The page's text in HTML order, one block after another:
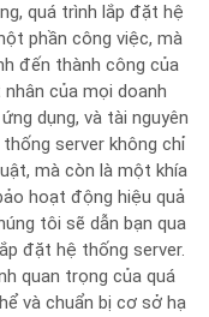
quá trình lắp đặt hệ
phần công việc, mà
đến thành công của
của mọi doanh
dụng, và tài nguyên
server không chỉ
mà còn là một khía
hoạt động hiệu quả
tôi sẽ dẫn bạn qua
đặt hệ thống server.
quan trọng của quá
và chuẩn bị cơ sở hạ